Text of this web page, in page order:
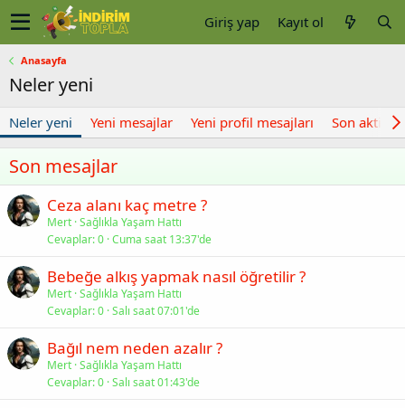
Giriş yap Kayıt ol
Anasayfa
Neler yeni
Neler yeni Yeni mesajlar Yeni profil mesajları Son aktivite
Son mesajlar
Ceza alanı kaç metre ?
Mert Sağlıkla Yaşam Hattı
Cevaplar 0 Cuma saat 13:37'de
Bebeğe alkış yapmak nasıl öğretilir ?
Mert Sağlıkla Yaşam Hattı
Cevaplar 0 Salı saat 07:01'de
Bağıl nem neden azalır ?
Mert Sağlıkla Yaşam Hattı
Cevaplar 0 Salı saat 01:43'de